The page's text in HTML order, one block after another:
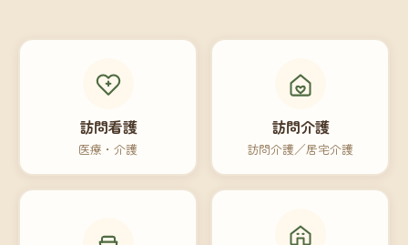
訪問看護
医療・介護
訪問介護
訪問介護／居宅介護